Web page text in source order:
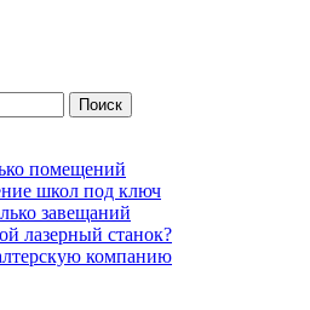
помещений
школ под ключ
завещаний
лазерный станок?
компанию